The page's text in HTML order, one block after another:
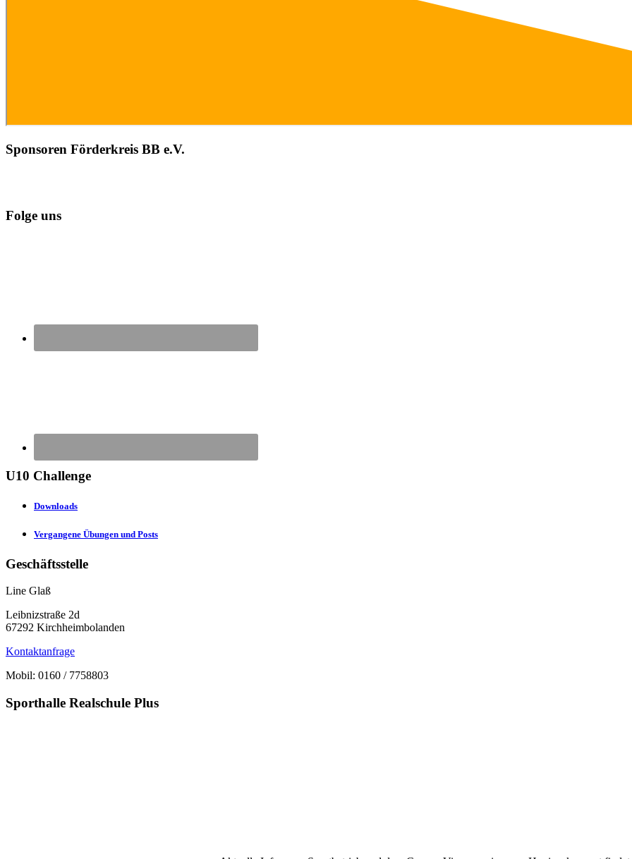
Sponsoren Förderkreis BB e.V.
Folge uns
U10 Challenge
Downloads
Vergangene Übungen und Posts
Geschäftsstelle
Line Glaß
Leibnizstraße 2d
67292 Kirchheimbolanden
Kontaktanfrage
Mobil: 0160 / 7758803
Sporthalle Realschule Plus